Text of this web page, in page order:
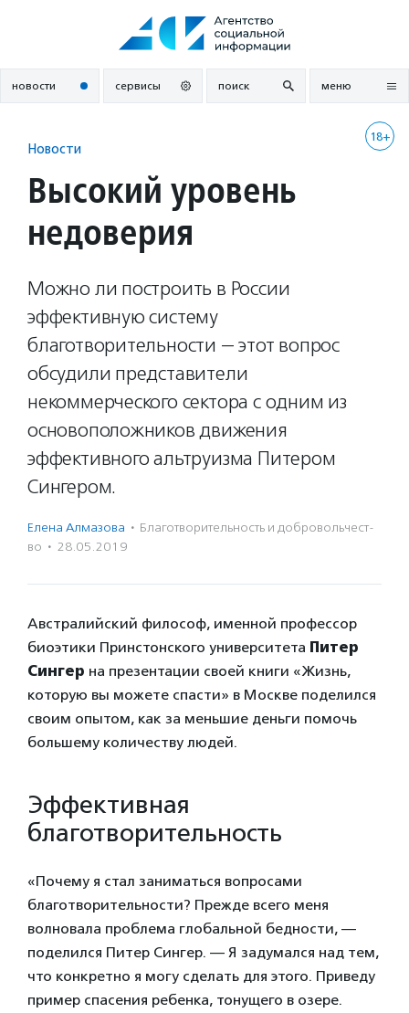
новости сервисы поиск меню
18+
Новости
Высокий уровень
недоверия
Можно ли построить в России
эффективную систему
благотворительности — этот вопрос
обсудили представители
некоммерческого сектора с одним из
основоположников движения
эффективного альтруизма Питером
Сингером.
Елена Алмазова · Благотвори­тель­ность и доброволь­чест­
во · 28.05.2019
Австралийский философ, именной профессор
биоэтики Принстонского университета Питер
Сингер на презентации своей книги «Жизнь,
которую вы можете спасти» в Москве поделился
своим опытом, как за меньшие деньги помочь
большему количеству людей.
Эффективная
благотворительность
«Почему я стал заниматься вопросами
благотворительности? Прежде всего меня
волновала проблема глобальной бедности, —
поделился Питер Сингер. — Я задумался над тем,
что конкретно я могу сделать для этого. Приведу
пример спасения ребенка, тонущего в озере.